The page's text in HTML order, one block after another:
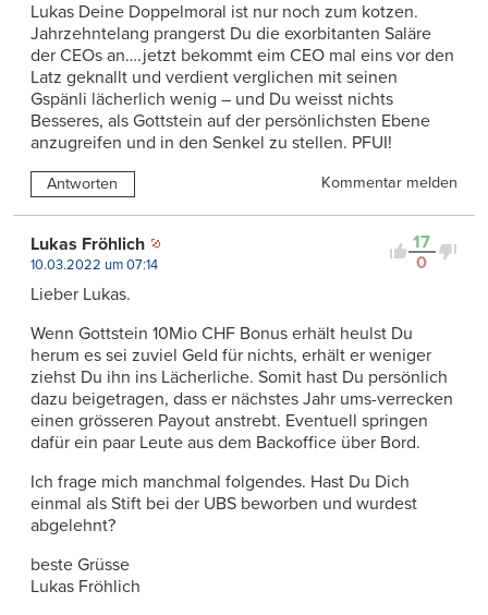
Lukas Deine Doppelmoral ist nur noch zum kotzen.
Jahrzehntelang prangerst Du die exorbitanten Saläre
der CEOs an….jetzt bekommt eim CEO mal eins vor den
Latz geknallt und verdient verglichen mit seinen
Gspänli lächerlich wenig – und Du weisst nichts
Besseres, als Gottstein auf der persönlichsten Ebene
anzugreifen und in den Senkel zu stellen. PFUI!
Antworten Kommentar melden
17
0
Lukas Fröhlich
10.03.2022 um 07:14
Lieber Lukas.
Wenn Gottstein 10Mio CHF Bonus erhält heulst Du
herum es sei zuviel Geld für nichts, erhält er weniger
ziehst Du ihn ins Lächerliche. Somit hast Du persönlich
dazu beigetragen, dass er nächstes Jahr ums-verrecken
einen grösseren Payout anstrebt. Eventuell springen
dafür ein paar Leute aus dem Backoffice über Bord.
Ich frage mich manchmal folgendes. Hast Du Dich
einmal als Stift bei der UBS beworben und wurdest
abgelehnt?
beste Grüsse
Lukas Fröhlich